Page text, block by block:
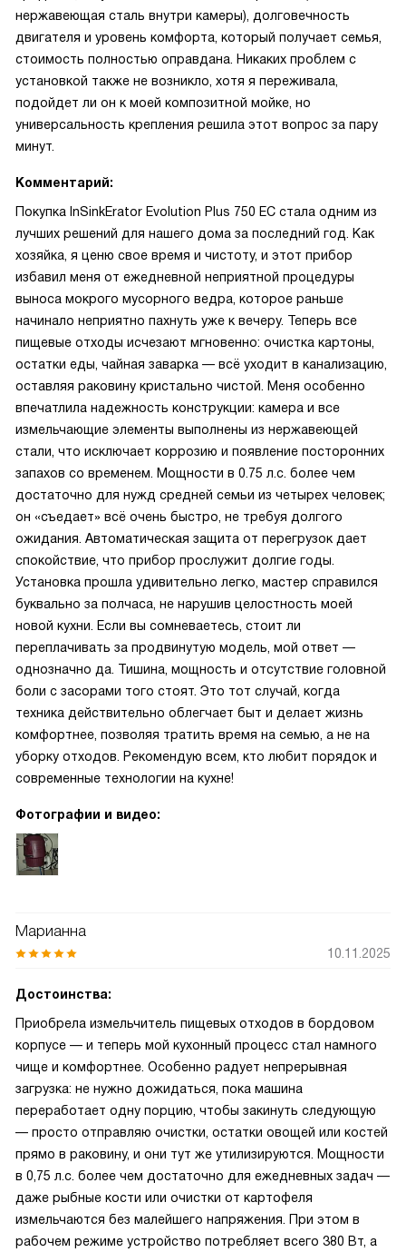
нержавеющая сталь внутри камеры), долговечность
двигателя и уровень комфорта, который получает семья,
стоимость полностью оправдана. Никаких проблем с
установкой также не возникло, хотя я переживала,
подойдет ли он к моей композитной мойке, но
универсальность крепления решила этот вопрос за пару
минут.
Комментарий:
Покупка InSinkErator Evolution Plus 750 EC стала одним из
лучших решений для нашего дома за последний год. Как
хозяйка, я ценю свое время и чистоту, и этот прибор
избавил меня от ежедневной неприятной процедуры
выноса мокрого мусорного ведра, которое раньше
начинало неприятно пахнуть уже к вечеру. Теперь все
пищевые отходы исчезают мгновенно: очистка картоны,
остатки еды, чайная заварка — всё уходит в канализацию,
оставляя раковину кристально чистой. Меня особенно
впечатлила надежность конструкции: камера и все
измельчающие элементы выполнены из нержавеющей
стали, что исключает коррозию и появление посторонних
запахов со временем. Мощности в 0.75 л.с. более чем
достаточно для нужд средней семьи из четырех человек;
он «съедает» всё очень быстро, не требуя долгого
ожидания. Автоматическая защита от перегрузок дает
спокойствие, что прибор прослужит долгие годы.
Установка прошла удивительно легко, мастер справился
буквально за полчаса, не нарушив целостность моей
новой кухни. Если вы сомневаетесь, стоит ли
переплачивать за продвинутую модель, мой ответ —
однозначно да. Тишина, мощность и отсутствие головной
боли с засорами того стоят. Это тот случай, когда
техника действительно облегчает быт и делает жизнь
комфортнее, позволяя тратить время на семью, а не на
уборку отходов. Рекомендую всем, кто любит порядок и
современные технологии на кухне!
Фотографии и видео:
Марианна
10.11.2025
Достоинства:
Приобрела измельчитель пищевых отходов в бордовом
корпусе — и теперь мой кухонный процесс стал намного
чище и комфортнее. Особенно радует непрерывная
загрузка: не нужно дожидаться, пока машина
переработает одну порцию, чтобы закинуть следующую
— просто отправляю очистки, остатки овощей или костей
прямо в раковину, и они тут же утилизируются. Мощности
в 0,75 л.с. более чем достаточно для ежедневных задач —
даже рыбные кости или очистки от картофеля
измельчаются без малейшего напряжения. При этом в
рабочем режиме устройство потребляет всего 380 Вт, а